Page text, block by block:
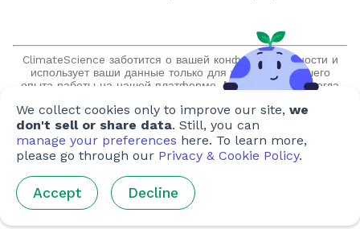
Финальная викторина
Получить сертификат
Создатели курса
ClimateScience заботится о вашей конфиденциальности и
использует ваши данные только для улучшения вашего
опыта работы на нашей платформе. Мы обещаем никогда
разрешения, и мы никогда не будем вступать с вами в
нежелательные контакты.
We collect cookies only to improve our site, we
don't sell or share data. Still, you can
manage your preferences here. To learn more,
please go through our Privacy & Cookie Policy.
Accept Decline